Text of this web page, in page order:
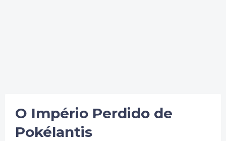
O Império Perdido de
Pokélantis